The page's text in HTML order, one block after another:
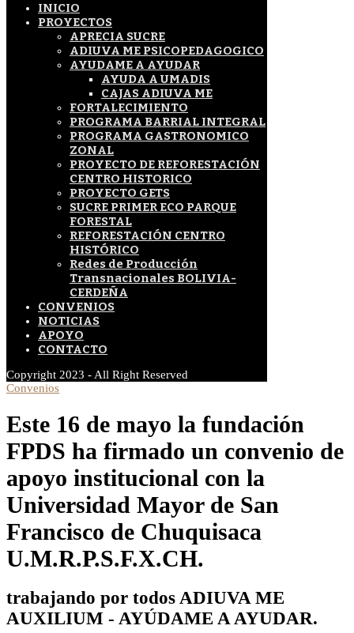
INICIO
PROYECTOS
APRECIA SUCRE
ADIUVA ME PSICOPEDAGOGICO
AYUDAME A AYUDAR
AYUDA A UMADIS
CAJAS ADIUVA ME
FORTALECIMIENTO
PROGRAMA BARRIAL INTEGRAL
PROGRAMA GASTRONOMICO
ZONAL
PROYECTO DE REFORESTACIÓN
CENTRO HISTORICO
PROYECTO GETS
SUCRE PRIMER ECO PARQUE
FORESTAL
REFORESTACIÓN CENTRO
HISTÓRICO
Redes de Producción
Transnacionales BOLIVIA-
CERDEÑA
CONVENIOS
NOTICIAS
APOYO
CONTACTO
Copyright 2023 - All Right Reserved
Convenios
Este 16 de mayo la fundación
FPDS ha firmado un convenio de
apoyo institucional con la
Universidad Mayor de San
Francisco de Chuquisaca
U.M.R.P.S.F.X.CH.
trabajando por todos ADIUVA ME
AUXILIUM - AYÚDAME A AYUDAR.